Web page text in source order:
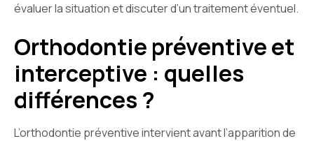
évaluer la situation et discuter d’un traitement éventuel.
Orthodontie préventive et
interceptive : quelles
différences ?
L’orthodontie préventive intervient avant l’apparition de